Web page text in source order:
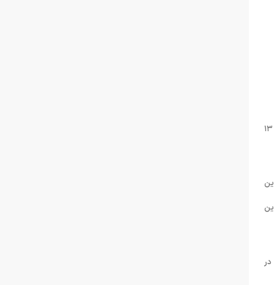
به گزارش روابط عمومی فدراسیون شنا، شیرجه و واترپلو؛ گام نخست رقابت های شنا ماراتن ۱۰ کیلومتر و رقابت های جایزه بزرگ آب های آزاد جهان امروز و فردا (۱۲ و ۱۳
این
در این